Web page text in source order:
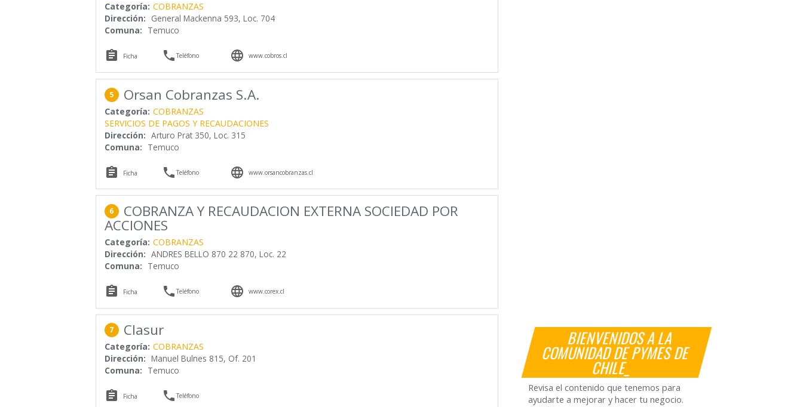
BIENVENIDOS A LA
COMUNIDAD DE PYMES DE
CHILE_
Revisa el contenido que tenemos para
ayudarte a mejorar y hacer tu negocio.
Categoría: COBRANZAS
Dirección: General Mackenna 593, Loc. 704
Comuna: Temuco
 Ficha Teléfono  www.cobros.cl
5 Orsan Cobranzas S.A.
Categoría: COBRANZAS
SERVICIOS DE PAGOS Y RECAUDACIONES
Dirección: Arturo Prat 350, Loc. 315
Comuna: Temuco
 Ficha Teléfono  www.orsancobranzas.cl
6 COBRANZA Y RECAUDACION EXTERNA SOCIEDAD POR
ACCIONES
Categoría: COBRANZAS
Dirección: ANDRES BELLO 870 22 870, Loc. 22
Comuna: Temuco
 Ficha Teléfono  www.corex.cl
7 Clasur
Categoría: COBRANZAS
Dirección: Manuel Bulnes 815, Of. 201
Comuna: Temuco
 Ficha Teléfono